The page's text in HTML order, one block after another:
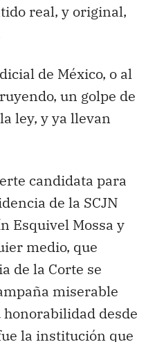
real, y original,
de México, o al
un golpe de
ley, y ya llevan
candidata para
de la SCJN
Esquivel Mossa y
medio, que
de la Corte se
miserable
honorabilidad desde
la institución que